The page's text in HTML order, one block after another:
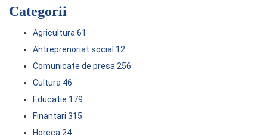
Categorii
Agricultura 61
Antreprenoriat social 12
Comunicate de presa 256
Cultura 46
Educatie 179
Finantari 315
Horeca 24